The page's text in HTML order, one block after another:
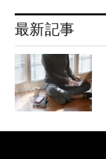
最新記事